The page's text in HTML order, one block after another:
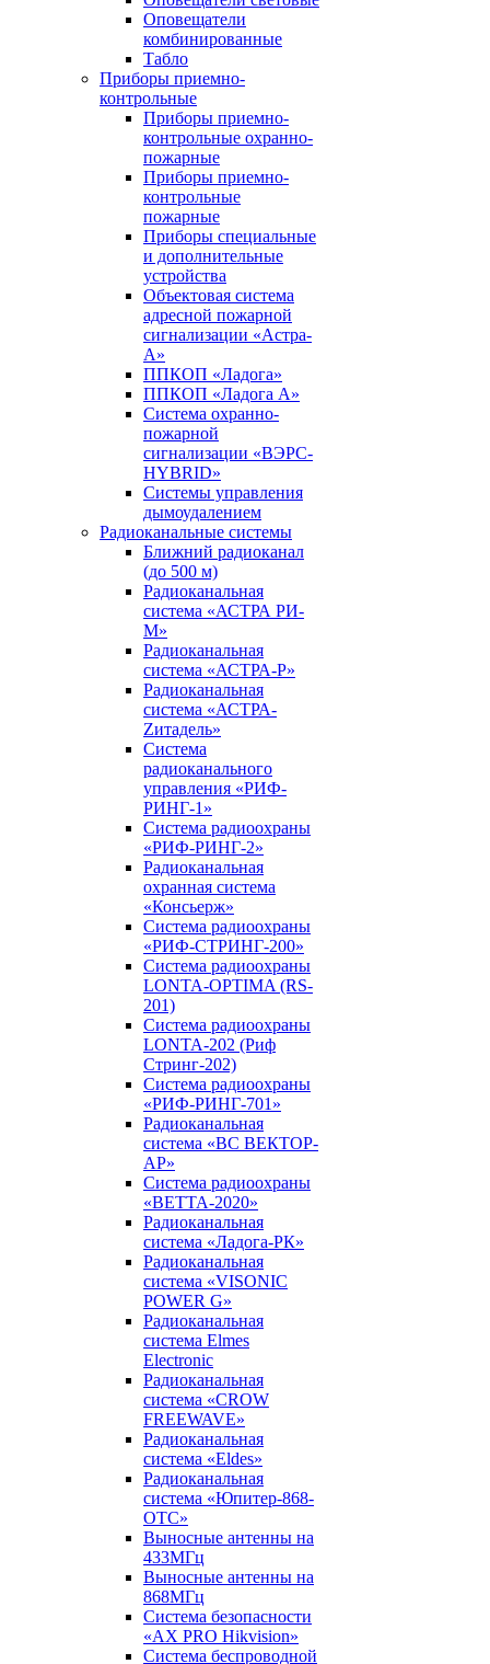
Оповещатели
комбинированные
Табло
Приборы приемно-
контрольные
Приборы приемно-
контрольные охранно-
пожарные
Приборы приемно-
контрольные
пожарные
Приборы специальные
и дополнительные
устройства
Объектовая система
адресной пожарной
сигнализации «Астра-
А»
ППКОП «Ладога»
ППКОП «Ладога А»
Система охранно-
пожарной
сигнализации «ВЭРС-
HYBRID»
Системы управления
дымоудалением
Радиоканальные системы
Ближний радиоканал
(до 500 м)
Радиоканальная
система «АСТРА РИ-
М»
Радиоканальная
система «АСТРА-Р»
Радиоканальная
система «АСТРА-
Zитадель»
Система
радиоканального
управления «РИФ-
РИНГ-1»
Система радиоохраны
«РИФ-РИНГ-2»
Радиоканальная
охранная система
«Консьерж»
Система радиоохраны
«РИФ-СТРИНГ-200»
Система радиоохраны
LONTA-OPTIMA (RS-
201)
Система радиоохраны
LONTA-202 (Риф
Стринг-202)
Система радиоохраны
«РИФ-РИНГ-701»
Радиоканальная
система «ВС ВЕКТОР-
АР»
Система радиоохраны
«ВЕТТА-2020»
Радиоканальная
система «Ладога-РК»
Радиоканальная
система «VISONIC
POWER G»
Радиоканальная
система Elmes
Electronic
Радиоканальная
система «CROW
FREEWAVE»
Радиоканальная
система «Eldes»
Радиоканальная
система «Юпитер-868-
ОТС»
Выносные антенны на
433МГц
Выносные антенны на
868МГц
Система безопасности
«AX PRO Hikvision»
Система беспроводной